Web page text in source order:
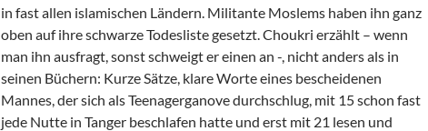
in fast allen islamischen Ländern. Militante Moslems haben ihn ganz
oben auf ihre schwarze Todesliste gesetzt. Choukri erzählt – wenn
man ihn ausfragt, sonst schweigt er einen an -, nicht anders als in
seinen Büchern: Kurze Sätze, klare Worte eines bescheidenen
Mannes, der sich als Teenagerganove durchschlug, mit 15 schon fast
jede Nutte in Tanger beschlafen hatte und erst mit 21 lesen und